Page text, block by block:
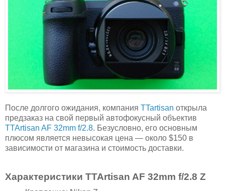
После долгого ожидания, компания TTartisan открыла
предзаказ на свой первый автофокусный объектив
TTArtisan AF 32mm f/2.8. Безусловно, его основным
плюсом является невысокая цена — около $150 в
зависимости от магазина и стоимость доставки.
Характеристики TTArtisan AF 32mm f/2.8 Z